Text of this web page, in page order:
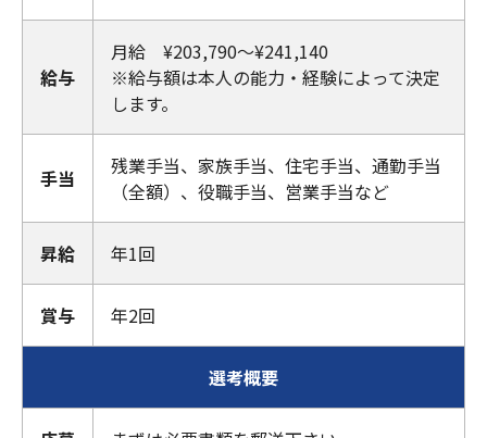
給与
月給 ¥203,790～¥241,140
※給与額は本人の能力・経験によって決定
します。
手当
残業手当、家族手当、住宅手当、通勤手当
（全額）、役職手当、営業手当など
昇給 年1回
賞与 年2回
選考概要